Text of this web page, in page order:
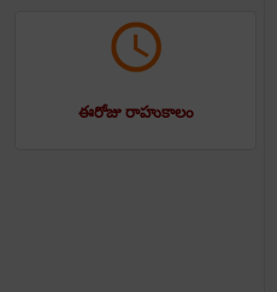
ఈరోజు రాహుకాలం